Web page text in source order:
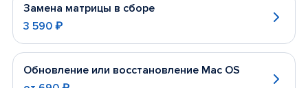
Замена матрицы в сборе
3 590 ₽
Обновление или восстановление Mac OS